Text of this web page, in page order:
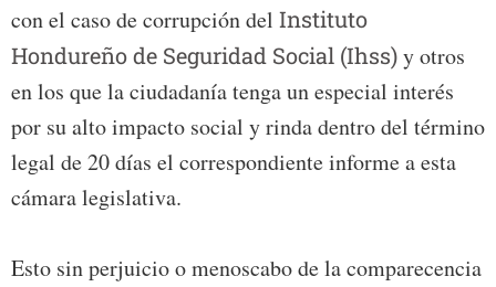
con el caso de corrupción del Instituto
Hondureño de Seguridad Social (Ihss)y otros
en los que la ciudadanía tenga un especial interés
por su alto impacto social y rinda dentro del término
legal de 20 días el correspondiente informe a esta
cámara legislativa.
Esto sin perjuicio o menoscabo de la comparecencia